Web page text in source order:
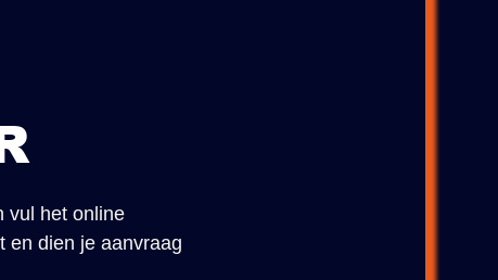
vul het online
en dien je aanvraag